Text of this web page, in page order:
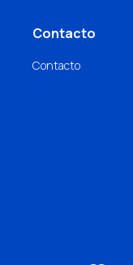
Contacto
Contacto